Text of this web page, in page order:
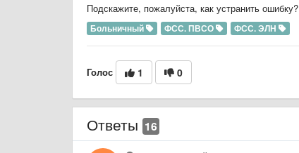
Подскажите, пожалуйста, как устранить ошибку?
Больничный ФСС. ПВСО ФСС. ЭЛН
Голос 1 0
Ответы 16